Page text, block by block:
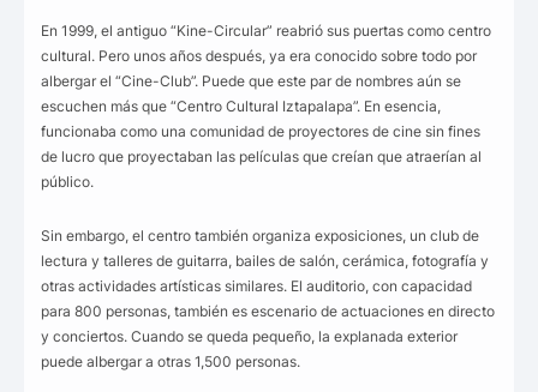
En 1999, el antiguo “Kine-Circular” reabrió sus puertas como centro
cultural. Pero unos años después, ya era conocido sobre todo por
albergar el “Cine-Club”. Puede que este par de nombres aún se
escuchen más que “Centro Cultural Iztapalapa”. En esencia,
funcionaba como una comunidad de proyectores de cine sin fines
de lucro que proyectaban las películas que creían que atraerían al
público.
Sin embargo, el centro también organiza exposiciones, un club de
lectura y talleres de guitarra, bailes de salón, cerámica, fotografía y
otras actividades artísticas similares. El auditorio, con capacidad
para 800 personas, también es escenario de actuaciones en directo
y conciertos. Cuando se queda pequeño, la explanada exterior
puede albergar a otras 1,500 personas.